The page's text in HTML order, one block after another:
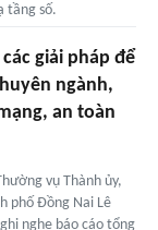
tầng số.
giải pháp để
ngành,
an toàn
vụ Thành ủy,
phố Đồng Nai Lê
nghe báo cáo tổng